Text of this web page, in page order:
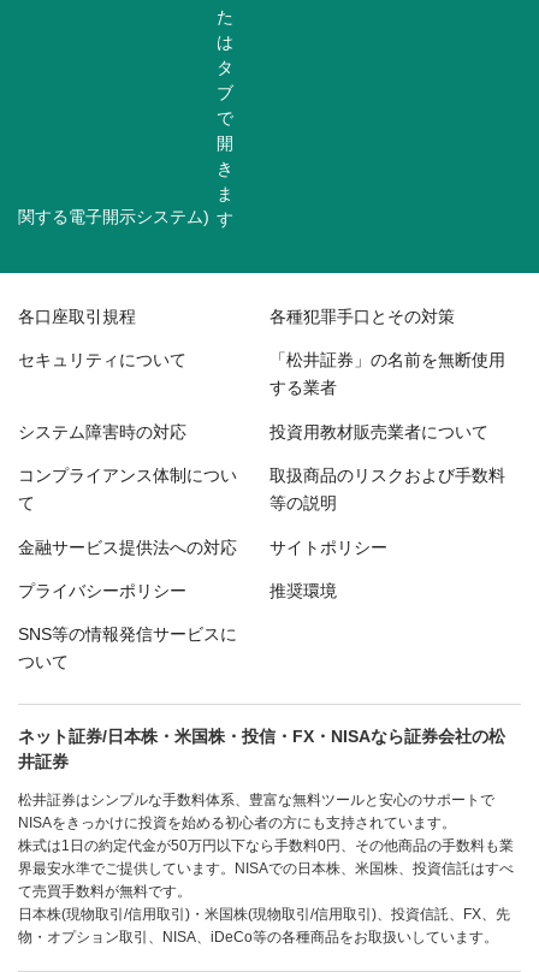
関する電子開示システム)
各口座取引規程 各種犯罪手口とその対策
セキュリティについて 「松井証券」の名前を無断使用
する業者
システム障害時の対応 投資用教材販売業者について
コンプライアンス体制につい
て
取扱商品のリスクおよび手数料
等の説明
金融サービス提供法への対応 サイトポリシー
プライバシーポリシー 推奨環境
SNS等の情報発信サービスに
ついて
ネット証券/日本株・米国株・投信・FX・NISAなら証券会社の松
井証券
松井証券はシンプルな手数料体系、豊富な無料ツールと安心のサポートで
NISAをきっかけに投資を始める初心者の方にも支持されています。
株式は1日の約定代金が50万円以下なら手数料0円、その他商品の手数料も業
界最安水準でご提供しています。NISAでの日本株、米国株、投資信託はすべ
て売買手数料が無料です。
日本株(現物取引/信用取引)・米国株(現物取引/信用取引)、投資信託、FX、先
物・オプション取引、NISA、iDeCo等の各種商品をお取扱いしています。